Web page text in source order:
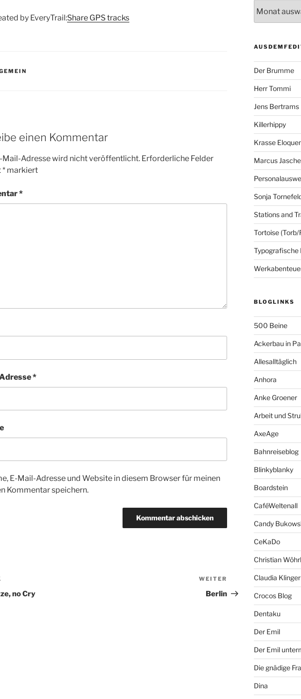
by EveryTrail:Share GPS tracks
einen Kommentar
Mail-Adresse wird nicht veröffentlicht. Erforderliche Felder
* markiert
*
*
E-Mail-Adresse und Website in diesem Browser für meinen
Kommentar speichern.
no Cry
Nächster
Beitrag
WEITER
Berlin
Der Brumme
Herr Tommi
Jens Bertrams
Killerhippy
Krasse
Marcus
Sonja
Stations and
Tortoise (Torb/
Typografische
BLOGLINKS
500 Beine
Ackerbau in
Allesalltäglich
Anhora
Anke Groener
Arbeit und
AxeAge
Bahnreiseblog
Blinkyblanky
Boardstein
CaféWeltenall
Candy
CeKaDo
Christian Wöhrl
Claudia Klinger
Crocos Blog
Dentaku
Der Emil
Der Emil
Die gnädige
Dina